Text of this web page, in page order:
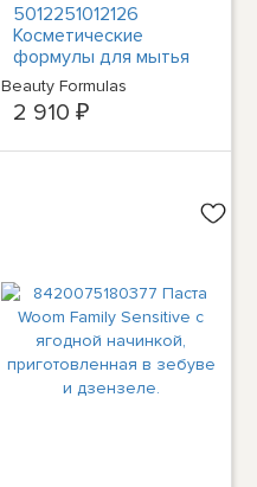
5012251012126
Косметические
формулы для мытья
посуды без активного
спирта plyn do plukania
ja
Beauty Formulas
2 910 ₽